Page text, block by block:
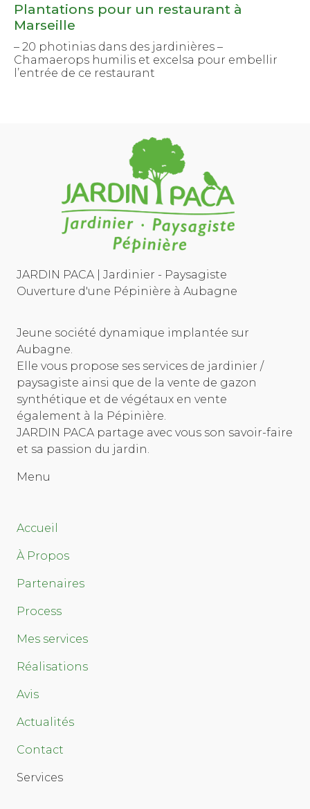
Plantations pour un restaurant à
Marseille
– 20 photinias dans des jardinières –
Chamaerops humilis et excelsa pour embellir
l’entrée de ce restaurant
JARDIN PACA | Jardinier - Paysagiste
Ouverture d'une Pépinière à Aubagne
Jeune société dynamique implantée sur
Aubagne.
Elle vous propose ses services de jardinier /
paysagiste ainsi que de la vente de gazon
synthétique et de végétaux en vente
également à la Pépinière.
JARDIN PACA partage avec vous son savoir-faire
et sa passion du jardin.
Menu
Accueil
À Propos
Partenaires
Process
Mes services
Réalisations
Avis
Actualités
Contact
Services